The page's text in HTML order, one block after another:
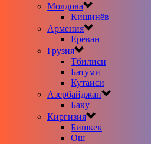
Молдова
Кишинёв
Армения
Ереван
Грузия
Тбилиси
Батуми
Кутаиси
Азербайджан
Баку
Киргизия
Бишкек
Ош